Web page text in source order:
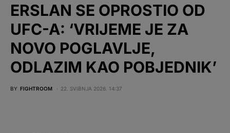
ERSLAN SE OPROSTIO OD
UFC-A: ‘VRIJEME JE ZA
NOVO POGLAVLJE,
ODLAZIM KAO POBJEDNIK’
BY FIGHTROOM 22. SVIBNJA 2026. 14:37